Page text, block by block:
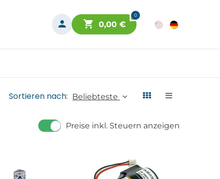
0
0,00€
Sortieren nach: Beliebteste
Preise inkl. Steuern anzeigen